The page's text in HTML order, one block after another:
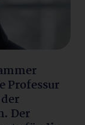
Professur
Der